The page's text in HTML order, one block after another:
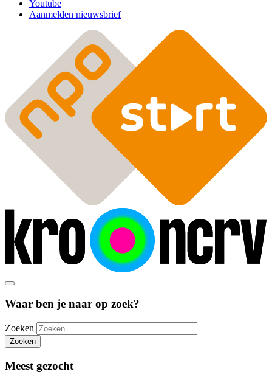
Youtube
Aanmelden nieuwsbrief
Waar ben je naar op zoek?
Zoeken
Zoeken
Meest gezocht